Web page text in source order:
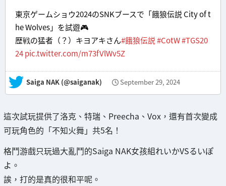
東京ゲームショウ2024のSNKブースで「餓狼伝説 City of t
he Wolves」を試遊🎮️
歴戦の猛者（？）キヨアキさん#餓狼伝説#CotW#TGS20
24pic.twitter.com/m73fVlWv5Z
— Saiga NAK (@saiganak) September 29, 2024
這次試玩提供了洛克、特瑞、Preecha、Vox，還有首次變成
可玩角色的「不知火舞」共5名！
格鬥游戲只玩過大亂鬥的Saiga NAK女孩組れいかVSるいぽ
よ。
誒，打的是真的很和平呢。